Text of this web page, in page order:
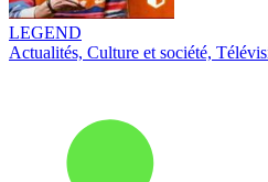
LEGEND
Actualités, Culture et société,